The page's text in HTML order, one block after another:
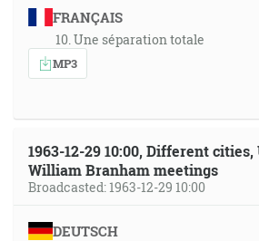
FRANÇAIS
10. Une séparation totale
MP3
1963-12-29 10:00, Different
William Branham meetings
Broadcasted: 1963-12-29 10:00
DEUTSCH